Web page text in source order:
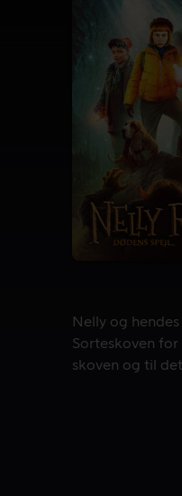
Nelly og
Nelly og
Sorteskoven
skoven og til